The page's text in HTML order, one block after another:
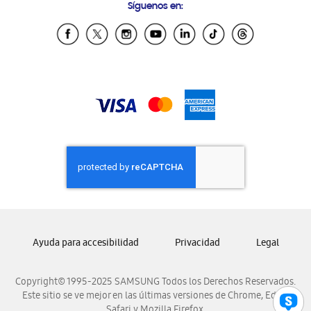
Samsung Ecuador
Samsung El Salvador
Samsung Nicaragua
Samsung Panamá
Samsung República Dominicana
Samsung Venezuela
Síguenos en:
Copyright© 1995-2025 SAMSUNG Todos los Derechos Reservados.
Este sitio se ve mejor en las últimas versiones de Chrome, Edge,
Ayuda para accesibilidad Privacidad Legal